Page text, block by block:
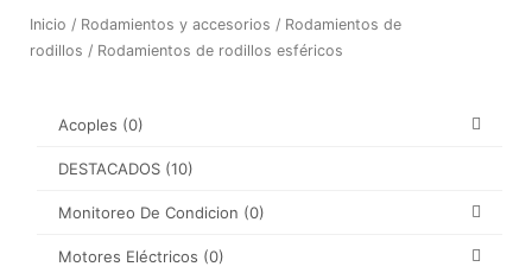
Inicio / Rodamientos y accesorios / Rodamientos de
rodillos / Rodamientos de rodillos esféricos
Acoples (0)
DESTACADOS (10)
Monitoreo De Condicion (0)
Motores Eléctricos (0)